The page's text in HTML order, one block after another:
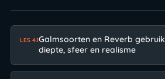
LES 4.1Galmsoorten en Reverb
diepte, sfeer en realisme